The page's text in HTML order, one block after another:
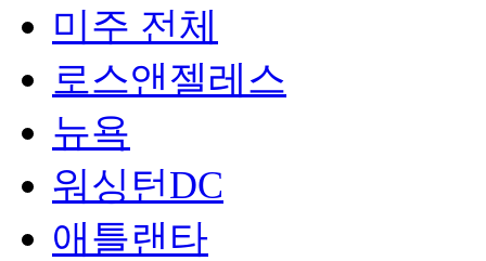
미주 전체
로스앤젤레스
뉴욕
워싱턴DC
애틀랜타